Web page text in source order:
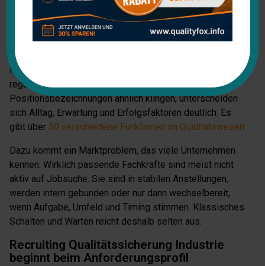
internen Interessenkonflikten umgehen können.
Das macht die Suche anspruchsvoll. Ein
Qualitätsingenieur im Automotive-Umfeld bringt andere
Schwerpunkte mit als ein Supplier Quality Manager im
Maschinenbau oder ein Qualitätsmanager in einem
regulierten Produktionsumfeld. Selbst wenn die
Positionsbezeichnungen ähnlich klingen, unterscheiden
sich Alltag, Erwartung und Erfolgsfaktoren deutlich. Es
gibt über 50 verschiedene Funktionen im Qualitätswesen.
Dazu kommt ein Marktproblem, das viele Unternehmen
kennen. Wirklich passende Fachkräfte sind meist nicht
aktiv auf Jobsuche. Sie sind in stabilen Anstellungen,
werden intern gebunden oder nur dann wechselbereit,
wenn Aufgabe, Umfeld und Timing stimmen. Klassisches
Schalten und Warten reicht deshalb selten aus.
Recruiting Qualitätssicherung Industrie
beginnt beim Anforderungsprofil